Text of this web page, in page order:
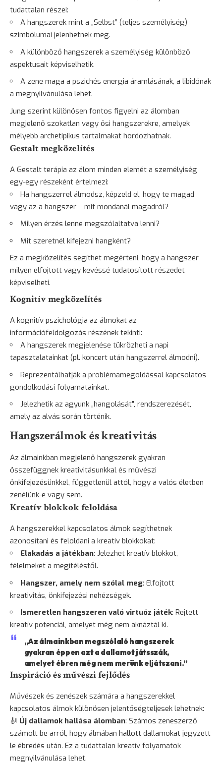
tudattalan részei:
A hangszerek mint a „Selbst” (teljes személyiség)
szimbólumai jelenhetnek meg.
A különböző hangszerek a személyiség különböző
aspektusait képviselhetik.
A zene maga a pszichés energia áramlásának, a libidónak
a megnyilvánulása lehet.
Jung szerint különösen fontos figyelni az álomban
megjelenő szokatlan vagy ősi hangszerekre, amelyek
mélyebb archetipikus tartalmakat hordozhatnak.
Gestalt megközelítés
A Gestalt terápia az álom minden elemét a személyiség
egy-egy részeként értelmezi:
Ha hangszerrel álmodsz, képzeld el, hogy te magad
vagy az a hangszer – mit mondanál magadról?
Milyen érzés lenne megszólaltatva lenni?
Mit szeretnél kifejezni hangként?
Ez a megközelítés segíthet megérteni, hogy a hangszer
milyen elfojtott vagy kevéssé tudatosított részedet
képviselheti.
Kognitív megközelítés
A kognitív pszichológia az álmokat az
információfeldolgozás részének tekinti:
A hangszerek megjelenése tükrözheti a napi
tapasztalatainkat (pl. koncert után hangszerrel álmodni).
Reprezentálhatják a problémamegoldással kapcsolatos
gondolkodási folyamatainkat.
Jelezhetik az agyunk „hangolását”, rendszerezését,
amely az alvás során történik.
Hangszerálmok és kreativitás
Az álmainkban megjelenő hangszerek gyakran
összefüggnek kreativitásunkkal és művészi
önkifejezésünkkel, függetlenül attól, hogy a valós életben
zenélünk-e vagy sem.
Kreatív blokkok feloldása
A hangszerekkel kapcsolatos álmok segíthetnek
azonosítani és feloldani a kreatív blokkokat:
Elakadás a játékban: Jelezhet kreatív blokkot,
félelmeket a megítéléstől.
Hangszer, amely nem szólal meg: Elfojtott
kreativitás, önkifejezési nehézségek.
Ismeretlen hangszeren való virtuóz játék: Rejtett
kreatív potenciál, amelyet még nem aknáztál ki.
„Az álmainkban megszólaló hangszerek
gyakran éppen azt a dallamot játsszák,
amelyet ébren még nem merünk eljátszani.”
Inspiráció és művészi fejlődés
Művészek és zenészek számára a hangszerekkel
kapcsolatos álmok különösen jelentőségteljesek lehetnek:
🎻 Új dallamok hallása álomban: Számos zeneszerző
számolt be arról, hogy álmában hallott dallamokat jegyzett
le ébredés után. Ez a tudattalan kreatív folyamatok
megnyilvánulása lehet.